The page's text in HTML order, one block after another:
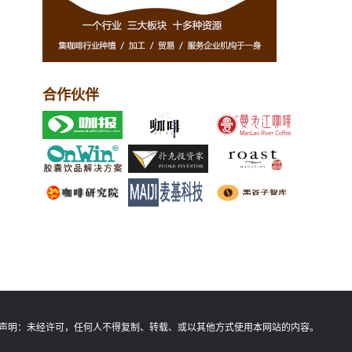
合作伙伴
明： 未经许可，任何人不得复制、转载、或以其他方式使用本网站的内容。